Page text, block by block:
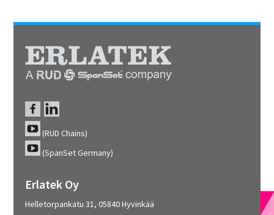
(RUD Chains)
(SpanSet Germany)
Erlatek Oy
Helletorpankatu 31, 05840 Hyvinkää